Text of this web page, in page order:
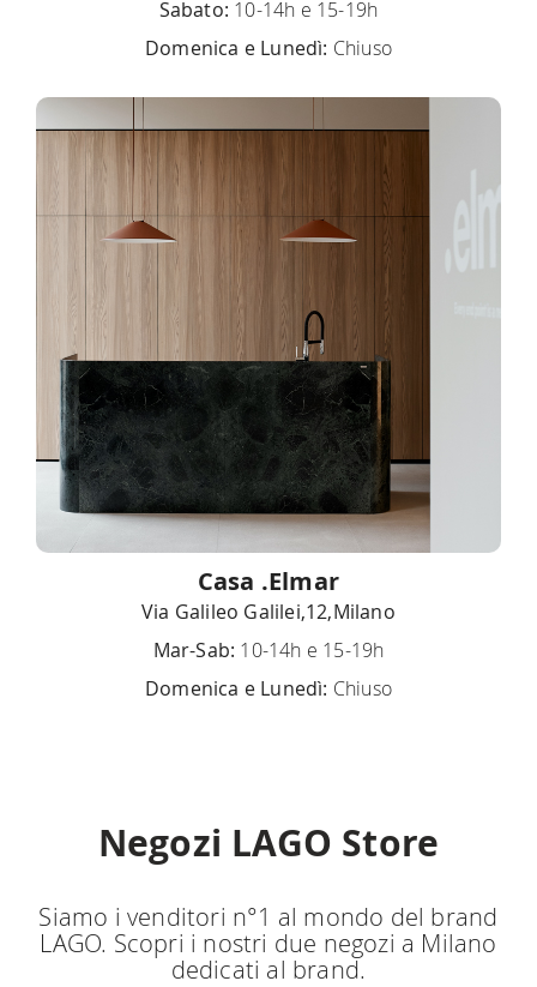
Sabato: 10-14h e 15-19h
Domenica e Lunedì: Chiuso
Casa .Elmar
Via Galileo Galilei,12,Milano
Mar-Sab: 10-14h e 15-19h
Domenica e Lunedì: Chiuso
Negozi LAGO Store
Siamo i venditori n°1 al mondo del brand
LAGO. Scopri i nostri due negozi a Milano
dedicati al brand.